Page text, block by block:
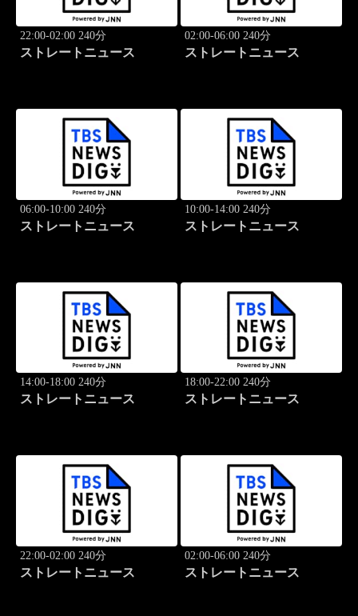
22:00-02:00 240分
ストレートニュース
02:00-06:00 240分
ストレートニュース
06:00-10:00 240分
ストレートニュース
10:00-14:00 240分
ストレートニュース
14:00-18:00 240分
ストレートニュース
18:00-22:00 240分
ストレートニュース
22:00-02:00 240分
ストレートニュース
02:00-06:00 240分
ストレートニュース